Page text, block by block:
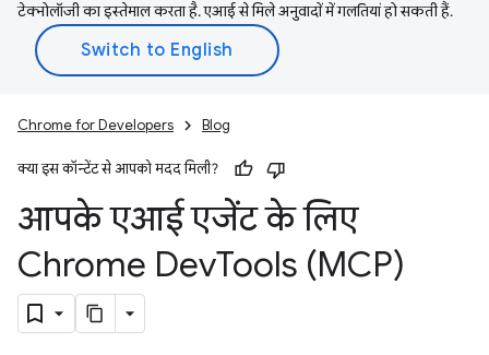
टेक्नोलॉजी का इस्तेमाल करता है. एआई से मिले अनुवादों में गलतियां हो सकती हैं.
Chrome for Developers Blog
क्या इस कॉन्टेंट से आपको मदद मिली?
आपके एआई एजेंट के लिए
Chrome DevTools (MCP)